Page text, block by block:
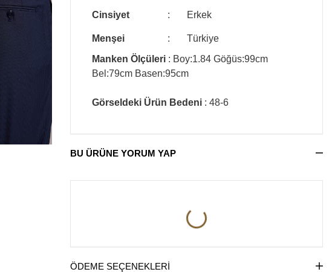
Cinsiyet : Erkek
Menşei :
Türkiye
Manken Ölçüleri : Boy:1.84 Göğüs:99cm
Bel:79cm Basen:95cm
Görseldeki Ürün Bedeni : 48-6
BU ÜRÜNE YORUM YAP
ÖDEME SEÇENEKLERI